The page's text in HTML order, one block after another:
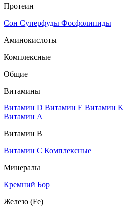
Протеин
Сон Суперфуды Фосфолипиды
Аминокислоты
Комплексные
Общие
Витамины
Витамин D Витамин E Витамин K
Витамин А
Витамин В
Витамин C Комплексные
Минералы
Кремний Бор
Железо (Fe)